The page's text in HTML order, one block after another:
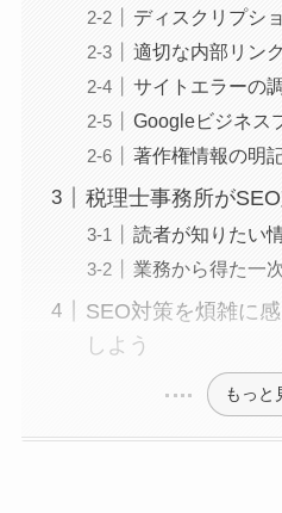
ディスクリプシ
適切な内部リンク
サイトエラーの
Googleビジネス
著作権情報の明
税理士事務所が
読者が知りたい
業務から得た一
SEO対策を煩雑に
しよう
もっと